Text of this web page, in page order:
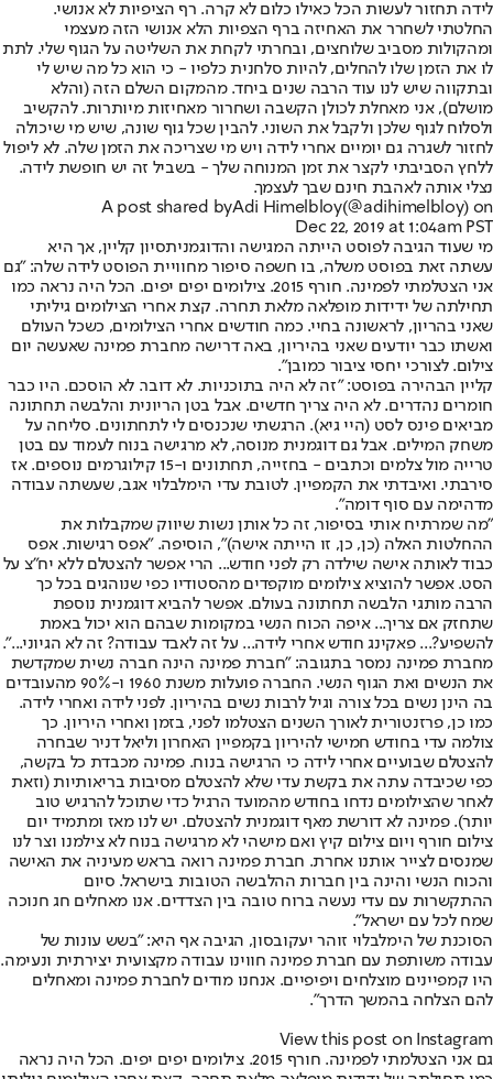
לידה תחזור לעשות הכל כאילו כלום לא קרה. רף הציפיות לא אנושי.
החלטתי לשחרר את האחיזה ברף הצפיות הלא אנושי הזה מעצמי
ומהקולות מסביב שלוחצים, ובחרתי לקחת את השליטה על הגוף שלי. לתת
לו את הזמן שלו להחלים, להיות סלחנית כלפיו - כי הוא כל מה שיש לי
ובתקווה שיש לנו עוד הרבה שנים ביחד. מהמקום השלם הזה (והלא
מושלם), אני מאחלת לכולן הקשבה ושחרור מאחיזות מיותרות. להקשיב
ולסלוח לגוף שלכן ולקבל את השוני. להבין שכל גוף שונה, שיש מי שיכולה
לחזור לשגרה גם יומיים אחרי לידה ויש מי שצריכה את הזמן שלה. לא ליפול
ללחץ הסביבתי לקצר את זמן המנוחה שלך - בשביל זה יש חופשת לידה.
נצלי אותה לאהבת חינם שבך לעצמך.
A post shared byAdi Himelbloy(@adihimelbloy) on
Dec 22, 2019 at 1:04am PST
מי שעוד הגיבה לפוסט הייתה המגישה והדוגמניתסיון קליין, אך היא
עשתה זאת בפוסט משלה, בו חשפה סיפור מחוויית הפוסט לידה שלה: "גם
אני הצטלמתי לפמינה. חורף 2015. צילומים יפים יפים. הכל היה נראה כמו
תחילתה של ידידות מופלאה מלאת תחרה. קצת אחרי הצילומים גיליתי
שאני בהריון, לראשונה בחיי. כמה חודשים אחרי הצילומים, כשכל העולם
ואשתו כבר יודעים שאני בהיריון, באה דרישה מחברת פמינה שאעשה יום
צילום. לצורכי יחסי ציבור כמובן".
קליין הבהירה בפוסט: "זה לא היה בתוכניות. לא דובר. לא הוסכם. היו כבר
חומרים נהדרים. לא היה צריך חדשים. אבל בטן הריונית והלבשה תחתונה
מביאים פינס לסט (היי גיא). הרגשתי שנכנסים לי לתחתונים. סליחה על
משחק המילים. אבל גם דוגמנית מנוסה, לא מרגישה בנוח לעמוד עם בטן
טרייה מול צלמים וכתבים - בחזייה, תחתונים ו-15 קילוגרמים נוספים. אז
סירבתי. ואיבדתי את הקמפיין. לטובת עדי הימלבלוי אגב, שעשתה עבודה
מדהימה עם סוף דומה".
"מה שמרתיח אותי בסיפור, זה כל אותן נשות שיווק שמקבלות את
ההחלטות האלה (כן, כן, זו הייתה אישה)", הוסיפה. "אפס רגישות. אפס
כבוד לאותה אישה שילדה רק לפני חודש... הרי אפשר להצטלם ללא יח"צ על
הסט. אפשר להוציא צילומים מוקפדים מהסטודיו כפי שנוהגים בכל כך
הרבה מותגי הלבשה תחתונה בעולם. אפשר להביא דוגמנית נוספת
שתחזק אם צריך... איפה הכוח הנשי במקומות שבהם הוא יכול באמת
להשפיע?... פאקינג חודש אחרי לידה... על זה לאבד עבודה? זה לא הגיוני...".
מחברת פמינה נמסר בתגובה: "חברת פמינה הינה חברה נשית שמקדשת
את הנשים ואת הגוף הנשי. החברה פועלות משנת 1960 ו-90% מהעובדים
בה הינן נשים בכל צורה וגיל לרבות נשים בהיריון. לפני לידה ואחרי לידה.
כמו כן, פרזנטורית לאורך השנים הצטלמו לפני, בזמן ואחרי היריון. כך
צולמה עדי בחודש חמישי להיריון בקמפיין האחרון וליאל דניר שבחרה
להצטלם שבועיים אחרי לידה כי הרגישה בנוח. פמינה מכבדת כל בקשה,
כפי שכיבדה עתה את בקשת עדי שלא להצטלם מסיבות בריאותיות (וזאת
לאחר שהצילומים נדחו בחודש מהמועד הרגיל כדי שתוכל להרגיש טוב
יותר). פמינה לא דורשת מאף דוגמנית להצטלם. יש לנו מאז ומתמיד יום
צילום חורף ויום צילום קיץ ואם מישהי לא מרגישה בנוח לא צילמנו וצר לנו
שמנסים לצייר אותנו אחרת. חברת פמינה רואה בראש מעיניה את האישה
והכוח הנשי והינה בין חברות ההלבשה הטובות בישראל. סיום
ההתקשרות עם עדי נעשה ברוח טובה בין הצדדים. אנו מאחלים חג חנוכה
שמח לכל עם ישראל".
הסוכנת של הימלבלוי זוהר יעקובסון, הגיבה אף היא: "בשש עונות של
עבודה משותפת עם חברת פמינה חווינו עבודה מקצועית יצירתית ונעימה.
היו קמפיינים מוצלחים ויפיפיים. אנחנו מודים לחברת פמינה ומאחלים
להם הצלחה בהמשך הדרך".
View this post on Instagram
גם אני הצטלמתי לפמינה. חורף 2015. צילומים יפים יפים. הכל היה נראה